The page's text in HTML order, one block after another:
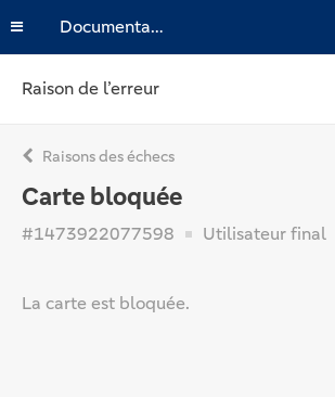
Documentation
Raison de l’erreur
Raisons des échecs
Carte bloquée
#1473922077598 Utilisateur final
La carte est bloquée.